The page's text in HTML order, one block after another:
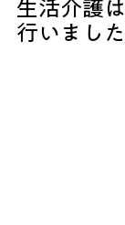
生活介護
行いました